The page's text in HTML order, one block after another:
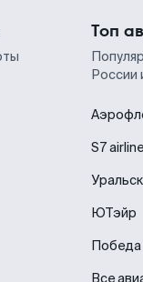
Топ
России
S7
ЮТэйр
Победа
Все